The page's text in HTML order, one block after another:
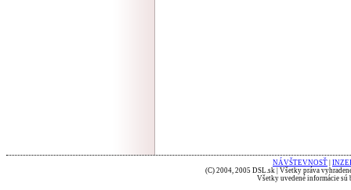
NÁVŠTEVNOSŤ
(C) 2004, 2005 DSL.sk | Všetky práva
Všetky uvedené informácie sú